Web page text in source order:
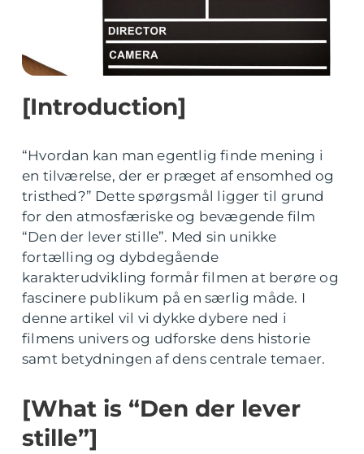
[Introduction]
“Hvordan kan man egentlig finde mening i
en tilværelse, der er præget af ensomhed og
tristhed?” Dette spørgsmål ligger til grund
for den atmosfæriske og bevægende film
“Den der lever stille”. Med sin unikke
fortælling og dybdegående
karakterudvikling formår filmen at berøre og
fascinere publikum på en særlig måde. I
denne artikel vil vi dykke dybere ned i
filmens univers og udforske dens historie
samt betydningen af dens centrale temaer.
[What is “Den der lever
stille”]